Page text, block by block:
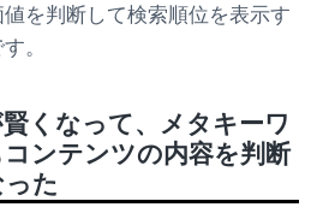
を判断して検索順位を表示す
。
くなって、メタキーワ
ンテンツの内容を判断
た